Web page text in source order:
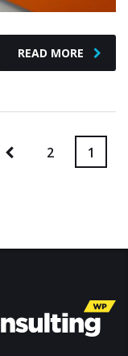
READ MORE
1
2